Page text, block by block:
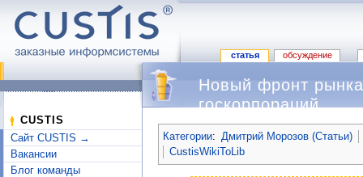
статья обсуждение
CUSTIS
Сайт CUSTIS →
Вакансии
Блог команды
Новый фронт
госкорпораций
Категории: Дмитрий Морозов (Статьи)
CustisWikiToLib